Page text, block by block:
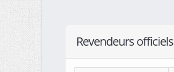
Revendeurs officiels